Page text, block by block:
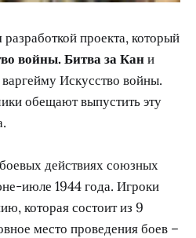
проекта, который
войны. Битва за Кани
Искусство войны.
обещают выпустить эту
действиях союзных
июле 1944 года. Игроки
которая состоит из 9
место проведения боев –